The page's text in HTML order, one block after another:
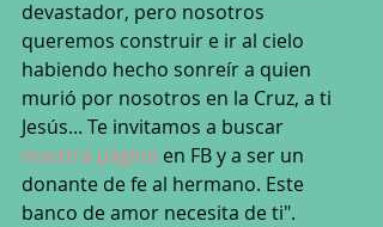
devastador, pero nosotros
queremos construir e ir al cielo
habiendo hecho sonreír a quien
murió por nosotros en la Cruz, a ti
Jesús... Te invitamos a buscar
nuestra página en FB y a ser un
donante de fe al hermano. Este
banco de amor necesita de ti".